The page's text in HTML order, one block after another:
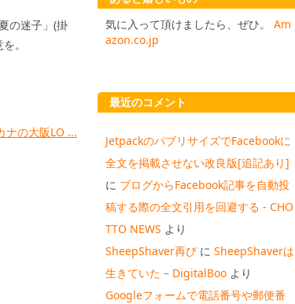
の迷子」(掛
。
ナの大阪LO ...
気に入って頂けましたら、ぜひ。 Am
azon.co.jp
最近のコメント
JetpackのパブリサイズでFacebookに
全文を掲載させない改良版[追記あり]
に ブログからFacebook記事を自動投
稿する際の全文引用を回避する - CHO
TTO NEWS より
SheepShaver再び に SheepShaverは
生きていた – DigitalBoo より
Googleフォームで電話番号や郵便番